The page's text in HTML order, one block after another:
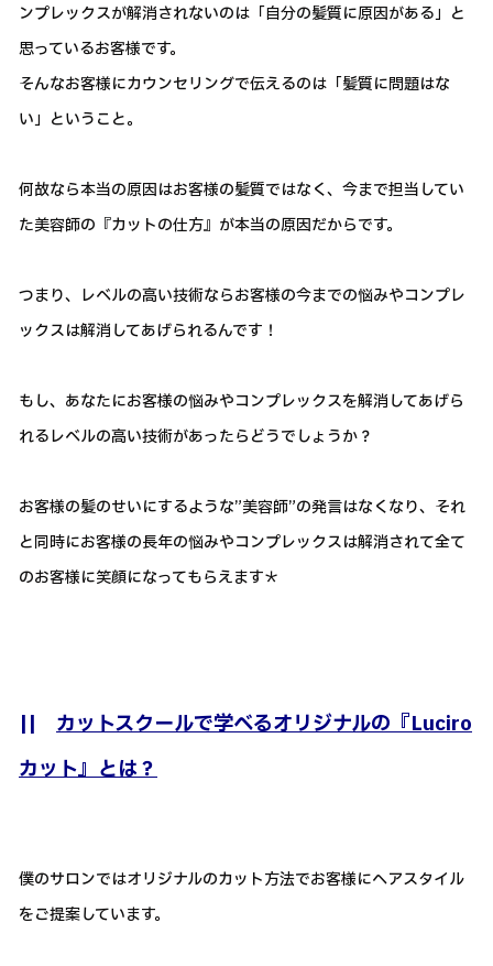
ンプレックスが解消されないのは「自分の髪質に原因がある」と
思っているお客様です。
そんなお客様にカウンセリングで伝えるのは「髪質に問題はな
い」ということ。
何故なら本当の原因はお客様の髪質ではなく、今まで担当してい
た美容師の『カットの仕方』が本当の原因だからです。
つまり、レベルの高い技術ならお客様の今までの悩みやコンプレ
ックスは解消してあげられるんです！
もし、あなたにお客様の悩みやコンプレックスを解消してあげら
れるレベルの高い技術があったらどうでしょうか？
お客様の髪のせいにするような”美容師”の発言はなくなり、それ
と同時にお客様の長年の悩みやコンプレックスは解消されて全て
のお客様に笑顔になってもらえます＊
|| カットスクールで学べるオリジナルの『Luciro
カット』とは？
僕のサロンではオリジナルのカット方法でお客様にヘアスタイル
をご提案しています。